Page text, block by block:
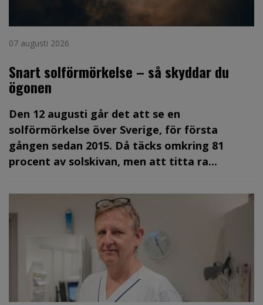
07 augusti 2026
Snart solförmörkelse – så skyddar du
ögonen
Den 12 augusti går det att se en
solförmörkelse över Sverige, för första
gången sedan 2015. Då täcks omkring 81
procent av solskivan, men att titta ra...